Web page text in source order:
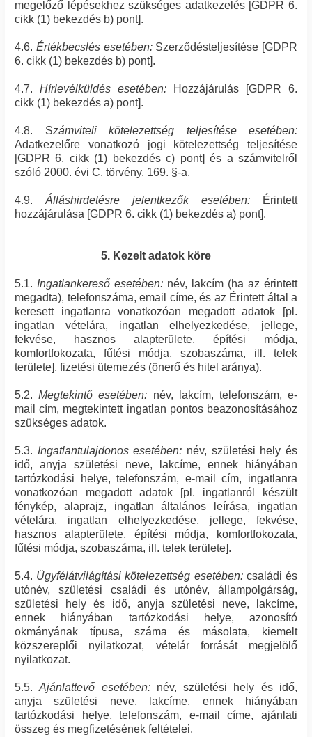
megelőző lépésekhez szükséges adatkezelés [GDPR 6.
cikk (1) bekezdés b) pont].
4.6. Értékbecslés esetében:Szerződésteljesítése [GDPR
6. cikk (1) bekezdés b) pont].
4.7. Hírlevélküldés esetében: Hozzájárulás [GDPR 6.
cikk (1) bekezdés a) pont].
4.8. Számviteli kötelezettség teljesítése esetében:
Adatkezelőre vonatkozó jogi kötelezettség teljesítése
[GDPR 6. cikk (1) bekezdés c) pont] és a számvitelről
szóló 2000. évi C. törvény. 169. §-a.
4.9. Álláshirdetésre jelentkezők esetében: Érintett
hozzájárulása [GDPR 6. cikk (1) bekezdés a) pont].
5. Kezelt adatok köre
5.1. Ingatlankereső esetében: név, lakcím (ha az érintett
megadta), telefonszáma, email címe, és az Érintett által a
keresett ingatlanra vonatkozóan megadott adatok [pl.
ingatlan vételára, ingatlan elhelyezkedése, jellege,
fekvése, hasznos alapterülete, építési módja,
komfortfokozata, fűtési módja, szobaszáma, ill. telek
területe], fizetési ütemezés (önerő és hitel aránya).
5.2.Megtekintő esetében: név, lakcím, telefonszám, e-
mail cím, megtekintett ingatlan pontos beazonosításához
szükséges adatok.
5.3. Ingatlantulajdonos esetében: név, születési hely és
idő, anyja születési neve, lakcíme, ennek hiányában
tartózkodási helye, telefonszám, e-mail cím, ingatlanra
vonatkozóan megadott adatok [pl. ingatlanról készült
fénykép, alaprajz, ingatlan általános leírása, ingatlan
vételára, ingatlan elhelyezkedése, jellege, fekvése,
hasznos alapterülete, építési módja, komfortfokozata,
fűtési módja, szobaszáma, ill. telek területe].
5.4. Ügyfélátvilágítási kötelezettség esetében:családi és
utónév, születési családi és utónév, állampolgárság,
születési hely és idő, anyja születési neve, lakcíme,
ennek hiányában tartózkodási helye, azonosító
okmányának típusa, száma és másolata, kiemelt
közszereplői nyilatkozat, vételár forrását megjelölő
nyilatkozat.
5.5.Ajánlattevő esetében:név, születési hely és idő,
anyja születési neve, lakcíme, ennek hiányában
tartózkodási helye, telefonszám, e-mail címe, ajánlati
összeg és megfizetésének feltételei.